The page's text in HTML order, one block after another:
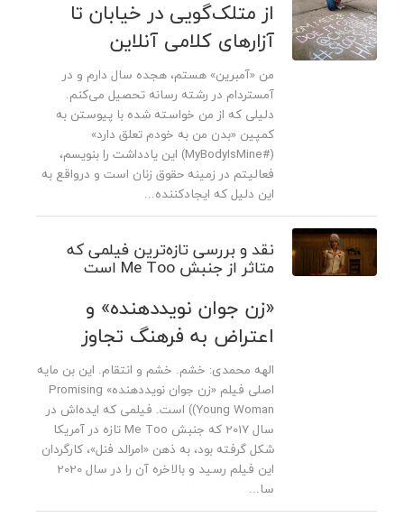
از متلک‌گویی در خیابان تا
آزارهای کلامی آنلاین
من «آمبرین» هستم، هجده سال دارم و در
آمستردام در رشته رسانه تحصیل می‌کنم.
دلیلی که از من خواسته شده با پیوستن به
کمپین «بدن من به خودم تعلق دارد»
(#MyBodyIsMine) این یادداشت را بنویسم،
فعالیتم در زمینه حقوق زنان است و درواقع به
این دلیل که ایجادکننده...
نقد و بررسی تازه‌ترین فیلمی که
متاثر از جنبش Me Too است
«زن جوان نویددهنده» و
اعتراض به فرهنگ تجاوز
الهه محمدی: خشم. خشم و انتقام. این بن مایه
اصلی فیلم «زن جوان نویددهنده» Promising
Young Woman)) است. فیلمی که ایده‌اش در
سال 2017 که جنبش Me Too تازه در آمریکا
شکل گرفته بود، به ذهن «امرالد فنل»، کارگردان
این فیلم رسید و بالاخره آن را در سال 2020
سا...